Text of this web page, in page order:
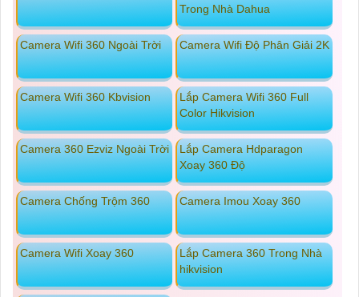
Trong Nhà Dahua
Camera Wifi 360 Ngoài Trời Camera Wifi Độ Phân Giải 2K
Camera Wifi 360 Kbvision
Lắp Camera Wifi 360 Full
Color Hikvision
Camera 360 Ezviz Ngoài Trời
Lắp Camera Hdparagon
Xoay 360 Độ
Camera Chống Trộm 360 Camera Imou Xoay 360
Camera Wifi Xoay 360
Lắp Camera 360 Trong Nhà
hikvision